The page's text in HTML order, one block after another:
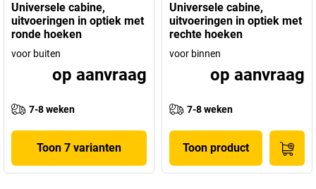
Universele cabine,
uitvoeringen in optiek met
ronde hoeken
voor buiten
op aanvraag
7-8 weken
Toon 7 varianten
Universele cabine,
uitvoeringen in optiek met
rechte hoeken
voor binnen
op aanvraag
7-8 weken
Toon product